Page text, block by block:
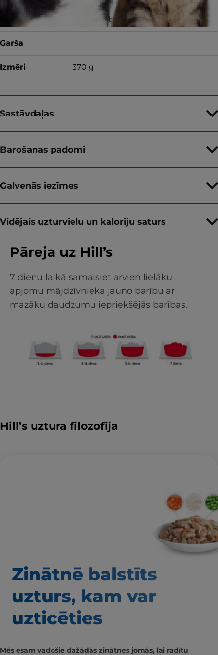
Barības Forma Mitrā barība
Garša
Izmēri 370 g
Sastāvdaļas
Barošanas padomi
Galvenās iezīmes
Vidējais uzturvielu un kaloriju saturs
Pāreja uz Hill’s
7 dienu laikā samaisiet arvien lielāku
apjomu mājdzīvnieka jauno barību ar
mazāku daudzumu iepriekšējās barības.
Hill’s uztura filozofija
Zinātnē balstīts
uzturs, kam var
uzticēties
Mēs esam vadošie dažādās zinātnes jomās, lai radītu